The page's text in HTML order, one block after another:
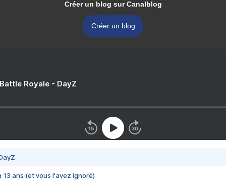
Créer un blog sur Canalblog
Créer un blog
Royale - DayZ
13 ans (et vous l'avez ignoré)